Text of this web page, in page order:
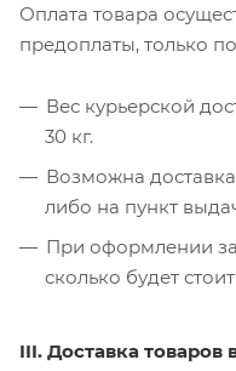
Оплата товара
предоплаты, только
Вес курьерской
30 кг.
Возможна
либо на пункт
При оформлении
сколько будет
III. Доставка товаров